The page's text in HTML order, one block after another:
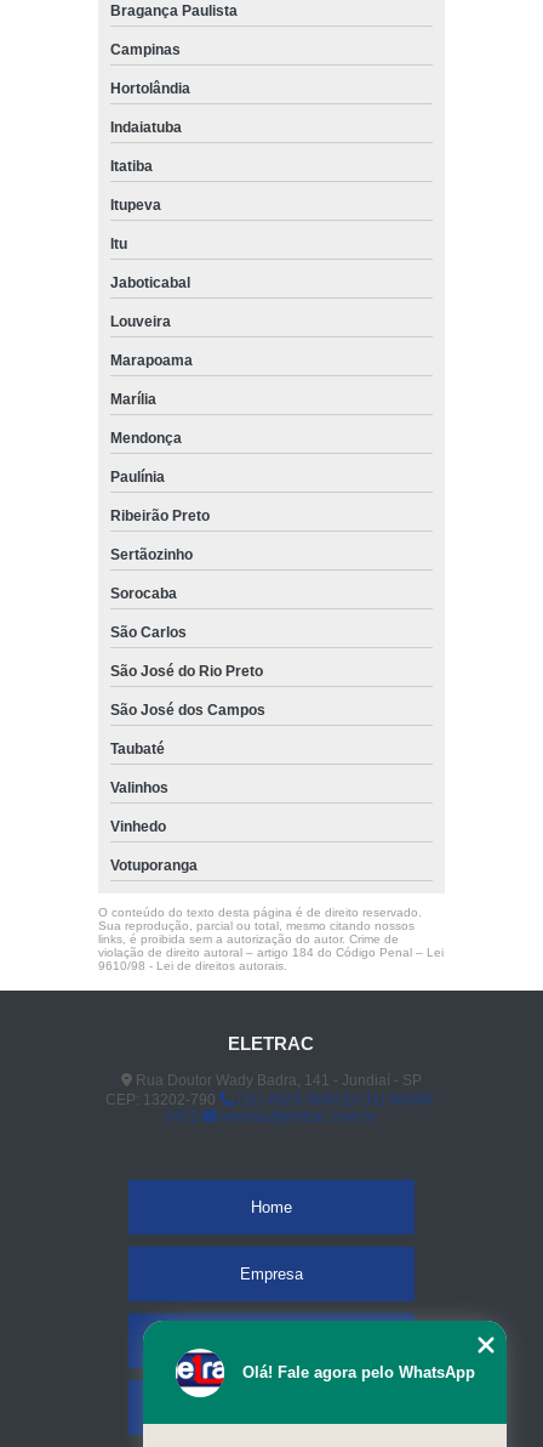
Bragança Paulista
Campinas
Hortolândia
Indaiatuba
Itatiba
Itupeva
Itu
Jaboticabal
Louveira
Marapoama
Marília
Mendonça
Paulínia
Ribeirão Preto
Sertãozinho
Sorocaba
São Carlos
São José do Rio Preto
São José dos Campos
Taubaté
Valinhos
Vinhedo
Votuporanga
O conteúdo do texto desta página é de direito reservado.
Sua reprodução, parcial ou total, mesmo citando nossos
links, é proibida sem a autorização do autor. Crime de
violação de direito autoral – artigo 184 do Código Penal – Lei
9610/98 - Lei de direitos autorais.
ELETRAC
Rua Doutor Wady Badra, 141 - Jundiaí - SP
CEP: 13202-790
(11) 4523-3890
(11) 96848-
0413
vendas@eletrac.com.br
Home
Empresa
Olá! Fale agora pelo WhatsApp